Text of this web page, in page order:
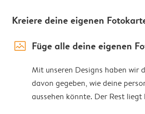
Kreiere deine eigenen
image_placeholder Füge alle deine eigenen
Mit unseren Designs haben wir
davon gegeben, wie deine
aussehen könnte. Der Rest liegt